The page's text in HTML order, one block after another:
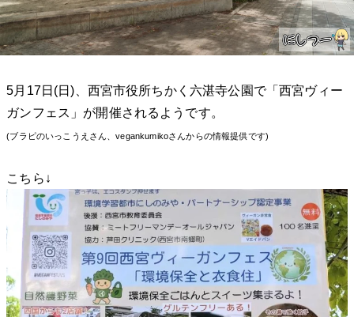
5月17日(日)、西宮市役所ちかく六湛寺公園で「西宮ヴィー
ガンフェス」が開催されるようです。
(ブラピのいっこうえさん、vegankumikoさんからの情報提供です)
こちら↓